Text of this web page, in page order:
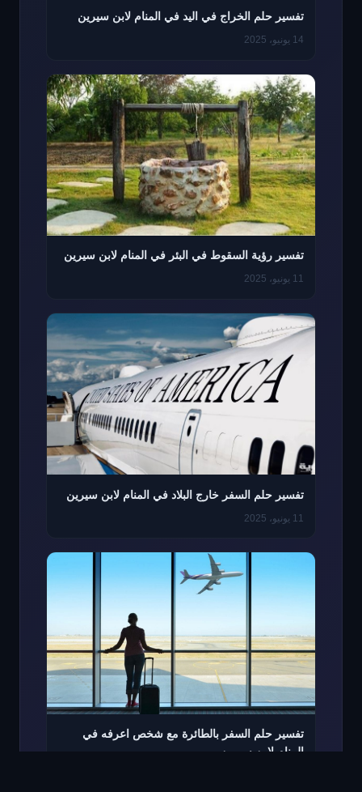
تفسير حلم الخراج في اليد في المنام لابن سيرين
14 يونيو، 2025
تفسير رؤية السقوط في البئر في المنام لابن سيرين
11 يونيو، 2025
تفسير حلم السفر خارج البلاد في المنام لابن سيرين
11 يونيو، 2025
تفسير حلم السفر بالطائرة مع شخص اعرفه في
المنام لابن سيرين